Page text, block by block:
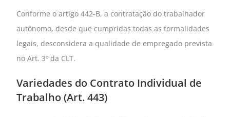
Conforme o artigo 442-B, a contratação do trabalhador
autônomo, desde que cumpridas todas as formalidades
legais, desconsidera a qualidade de empregado prevista
no Art. 3º da CLT.
Variedades do Contrato Individual de
Trabalho (Art. 443)